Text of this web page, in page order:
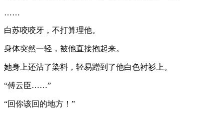
……
白苏咬咬牙，不打算理他。
身体突然一轻，被他直接抱起来。
她身上还沾了染料，轻易蹭到了他白色衬衫上。
“傅云臣……”
“回你该回的地方！”